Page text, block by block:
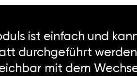
ist einfach und
durchgeführt
mit dem